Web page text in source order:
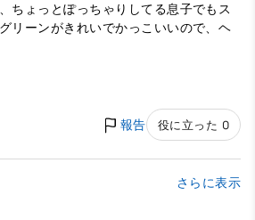
ちょっとぽっちゃりしてる息子でもス
リーンがきれいでかっこいいので、ヘ
報告 役に立った 0
さらに表示